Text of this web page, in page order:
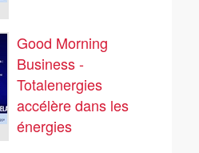
Good Morning
Business -
Totalenergies
accélère dans les
énergies